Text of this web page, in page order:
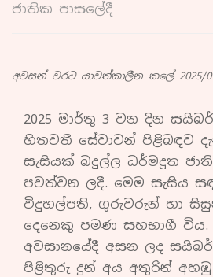
ජාතික පාසලේදී
අවසන් වරට යාවත්කාලීන කලේ 2025/
2025 මාර්තු 3 වන දින
හිතවතී සේවාවන් පිළිබඳව
සැසියක් බදුල්ල ධර්මදූත
පවත්වන ලදී. මෙම සැසිය
විදුහල්පති, ගුරුවරුන් හා
දෙනෙකු පමණ සහභාගී විය.
අවසානයේදී අසන ලද සයිබර්
පිළිතුරු දුන් අය අතුරින් අහඹු